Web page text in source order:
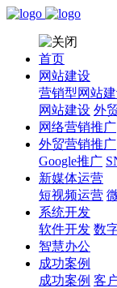
首页
网站建设
营销型网站
网站建设 外
网络营销推广
外贸营销推广
Google推广
新媒体运营
短视频运营
系统开发
软件开发 数
智慧办公
成功案例
成功案例 客